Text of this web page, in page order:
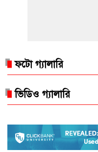
ফটো গ্যালারি
ভিডিও গ্যালারি